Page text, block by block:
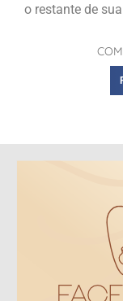
o restante de